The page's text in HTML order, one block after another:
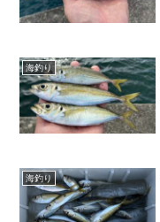
海釣り
海釣り